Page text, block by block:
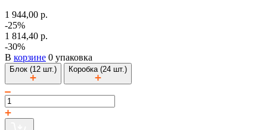
1 944,00 р.
-25%
1 814,40 р.
-30%
В корзине 0 упаковка
Блок (12 шт.) Коробка (24 шт.)